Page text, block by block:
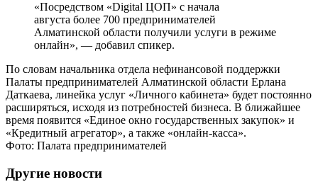
«Посредством «Digital ЦОП» с начала
августа более 700 предпринимателей
Алматинской области получили услуги в режиме
онлайн», — добавил спикер.
По словам начальника отдела нефинансовой поддержки
Палаты предпринимателей Алматинской области Ерлана
Даткаева, линейка услуг «Личного кабинета» будет постоянно
расширяться, исходя из потребностей бизнеса. В ближайшее
время появится «Единое окно государственных закупок» и
«Кредитный агрегатор», а также «онлайн-касса».
Фото: Палата предпринимателей
Другие новости